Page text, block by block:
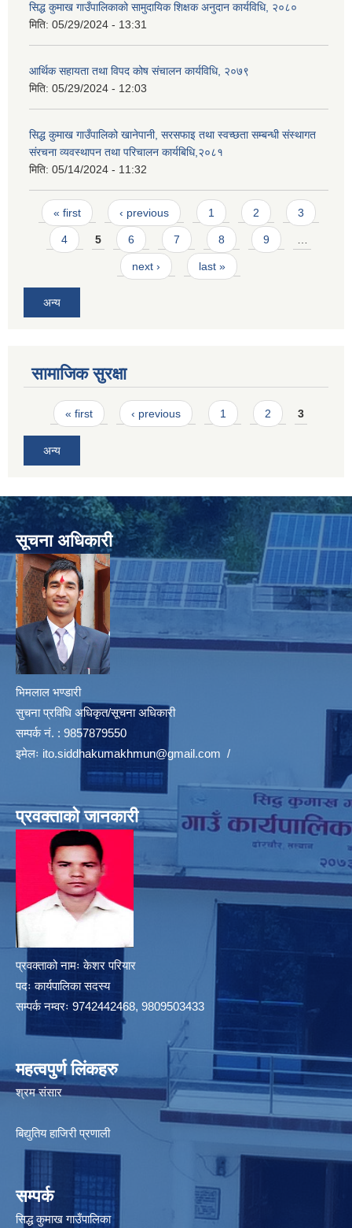
सिद्ध कुमाख गाउँपालिकाको सामुदायिक शिक्षक अनुदान कार्यविधि, २०८०
मिति: 05/29/2024 - 13:31
आर्थिक सहायता तथा विपद कोष संचालन कार्यविधि, २०७९
मिति: 05/29/2024 - 12:03
सिद्ध कुमाख गाउँपालिको खानेपानी, सरसफाइ तथा स्वच्छता सम्बन्धी संस्थागत
संरचना व्यवस्थापन तथा परिचालन कार्यबिधि,२०८१
मिति: 05/14/2024 - 11:32
Pages
« first ‹ previous 1 2 3
4 5 6 7 8 9
next › last »
अन्य
सामाजिक सुरक्षा
Pages
« first ‹ previous 1 2 3
अन्य
सूचना अधिकारी
भिमलाल भण्डारी
सुचना प्रविधि अधिकृत/सूचना अधिकारी
सम्पर्क नं. : 9857879550
इमेलः ito.siddhakumakhmun@gmail.com /
प्रवक्ताको जानकारी
प्रवक्ताको नामः केशर परियार
पदः कार्यपालिका सदस्य
सम्पर्क नम्वरः 9742442468, 9809503433
महत्वपुर्ण लिंकहरु
श्रम संसार
बिद्युतिय हाजिरी प्रणाली
सम्पर्क
सिद्ध कुमाख गाउँपालिका